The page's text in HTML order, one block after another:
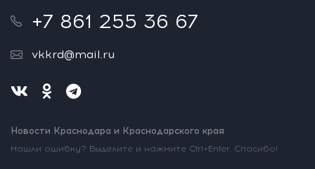
+7 861 255 36 67
vkkrd@mail.ru
Новости Краснодара и Краснодарского края
Нашли ошибку? Выделите и нажмите Ctrl+Enter. Спасибо!